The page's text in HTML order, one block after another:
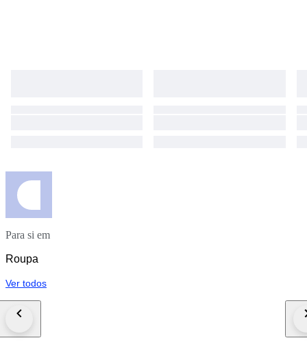
Para si em
Roupa
Ver todos